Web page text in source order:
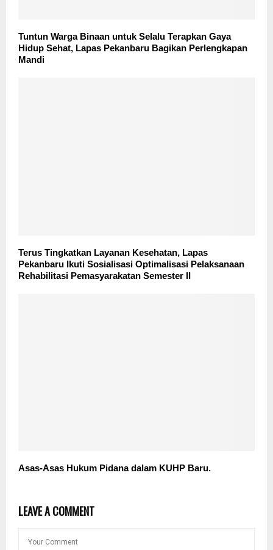
Tuntun Warga Binaan untuk Selalu Terapkan Gaya
Hidup Sehat, Lapas Pekanbaru Bagikan Perlengkapan
Mandi
Terus Tingkatkan Layanan Kesehatan, Lapas
Pekanbaru Ikuti Sosialisasi Optimalisasi Pelaksanaan
Rehabilitasi Pemasyarakatan Semester II
Asas-Asas Hukum Pidana dalam KUHP Baru.
LEAVE A COMMENT